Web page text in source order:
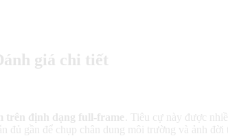
giá chi tiết
trên định dạng full-frame . Tiêu cự này được
gần để chụp chân dung môi trường và ảnh đời